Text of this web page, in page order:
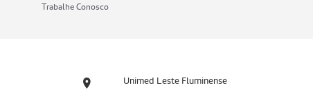
Trabalhe Conosco
Unimed Leste Fluminense